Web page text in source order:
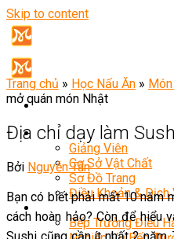
Skip to content
Giới Thiệu
Giảng Viên
Cơ Sở Vật Chất
Sơ Đồ Trang
Điều Khoản & Dịch
Khóa Học
Bếp Trưởng Điều
Trang chủ » Học Nấu Ăn »
mở quán món Nhật
Địa chỉ dạy làm
Bởi Nguyễn Tân
Bạn có biết phải mất 10 năm
cách hoàn hảo? Còn để hiểu